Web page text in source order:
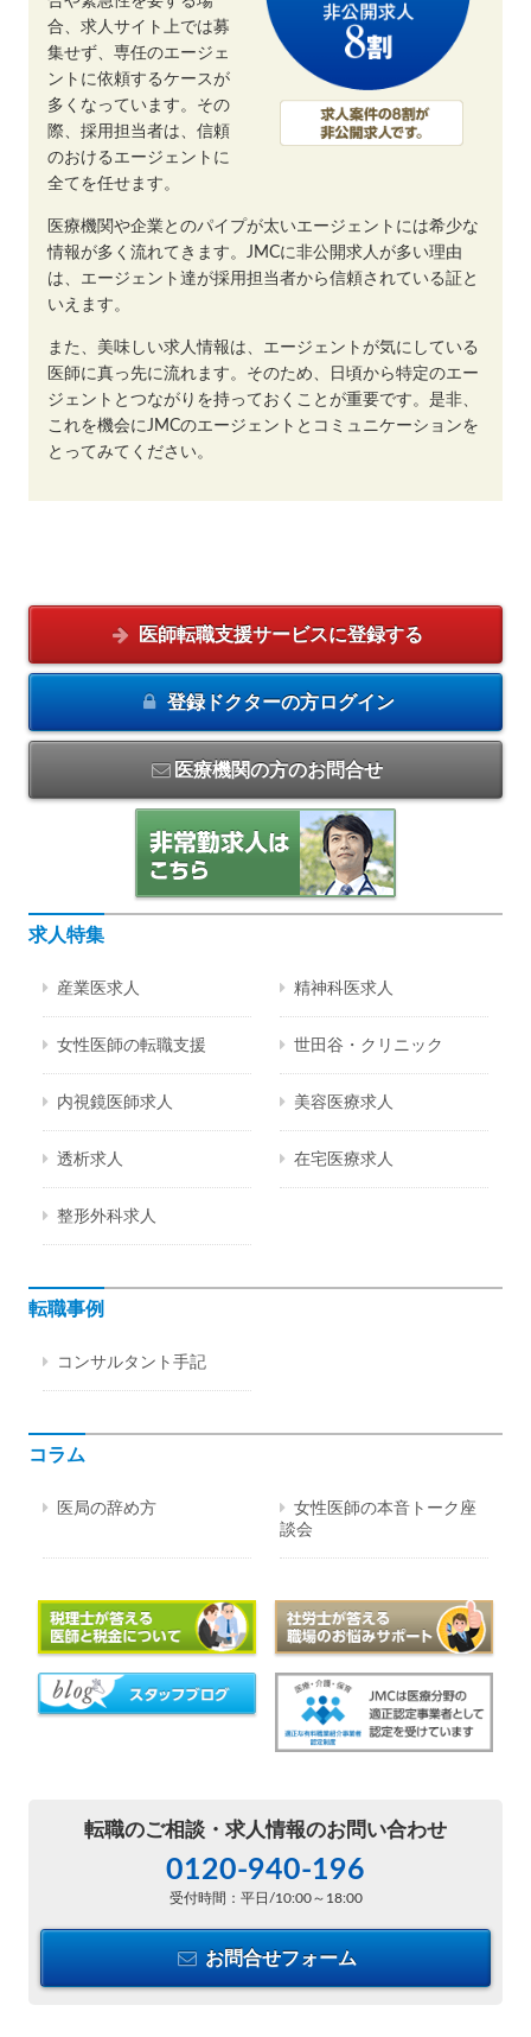
合、求人サイト上では募
集せず、専任のエージェ
ントに依頼するケースが
多くなっています。その
際、採用担当者は、信頼
のおけるエージェントに
全てを任せます。
医療機関や企業とのパイプが太いエージェントには希少な
情報が多く流れてきます。JMCに非公開求人が多い理由
は、エージェント達が採用担当者から信頼されている証と
いえます。
また、美味しい求人情報は、エージェントが気にしている
医師に真っ先に流れます。そのため、日頃から特定のエー
ジェントとつながりを持っておくことが重要です。是非、
これを機会にJMCのエージェントとコミュニケーションを
とってみてください。
医師転職支援サービスに登録する
登録ドクターの方ログイン
医療機関の方のお問合せ
求人特集
産業医求人 精神科医求人
女性医師の転職支援 世田谷・クリニック
内視鏡医師求人 美容医療求人
透析求人 在宅医療求人
整形外科求人
転職事例
コンサルタント手記
コラム
医局の辞め方
女性医師の本音トーク座
談会
転職のご相談・ 求人情報のお問い合わせ
0120-940-196
受付時間：平日/10:00～18:00
お問合せフォーム